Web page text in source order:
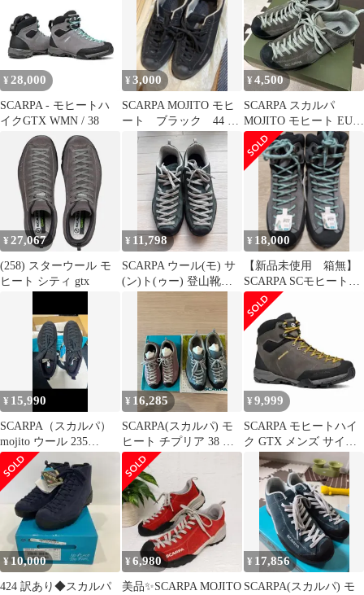
¥ 28,000
SCARPA - モヒートハ
イクGTX WMN / 38
¥3,000
SCARPA MOJITO モヒ
ート ブラック 44 サ
イズ
¥4,500
SCARPA スカルパ
MOJITO モヒート EU40
25cm
¥27,067
(258) スターウール モ
ヒート シティ gtx
¥ 11,798
SCARPA ウール(モ) サ
(ン)ト(ゥー) 登山靴
¥ 18,000
【新品未使用 箱無】
SCARPA SCモヒートハ
イクGTX WSM 24.5cm
¥ 15,990
SCARPA（スカルパ）
mojito ウール 235
(EU37 1/2)
¥ 16,285
SCARPA(スカルパ) モ
ヒート チプリア 38 ナ
イアガラ 43
¥ 9,999
SCARPA モヒートハイ
ク GTX メンズ サイズ
¥ 10,000
424 訳あり◆スカルパ
¥6,980
美品✨SCARPA MOJITO
¥ 17,856
SCARPA(スカルパ) モ